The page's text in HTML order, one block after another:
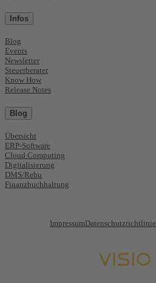
Infos
Blog
Events
Newsletter
Steuerberater
Know How
Release Notes
Blog
Übersicht
ERP-Software
Cloud Computing
Digitalisierung
DMS/Rebu
Finanzbuchhaltung
ImpressumDatenschutzrichtlinie